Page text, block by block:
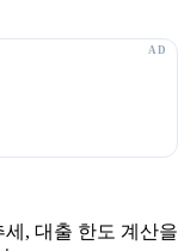
, 대출 한도 계산을